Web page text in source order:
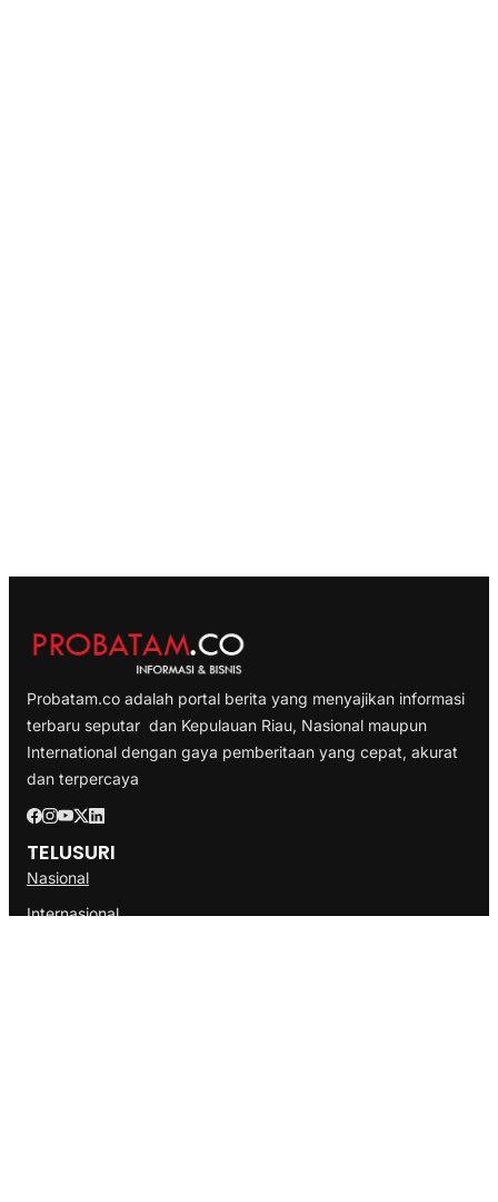
Probatam.co adalah portal berita yang menyajikan informasi
terbaru seputar dan Kepulauan Riau, Nasional maupun
International dengan gaya pemberitaan yang cepat, akurat
dan terpercaya
TELUSURI
Nasional
Internasional